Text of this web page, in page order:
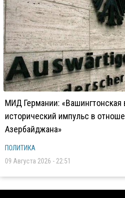
МИД Германии: «Вашингтонская
исторический импульс в
Азербайджана»
ПОЛИТИКА
09 Августа 2026 - 22:51